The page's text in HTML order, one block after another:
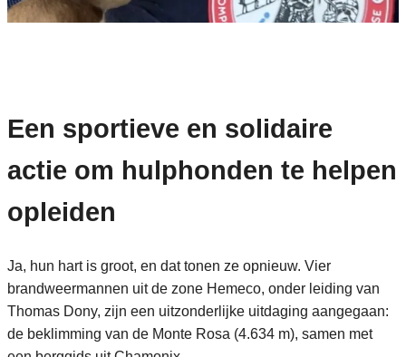
Een sportieve en solidaire
actie om hulphonden te helpen
opleiden
Ja, hun hart is groot, en dat tonen ze opnieuw. Vier
brandweermannen uit de zone Hemeco, onder leiding van
Thomas Dony, zijn een uitzonderlijke uitdaging aangegaan:
de beklimming van de Monte Rosa (4.634 m), samen met